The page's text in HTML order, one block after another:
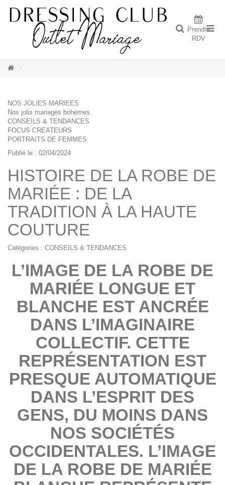
Prendre
RDV
NOS JOLIES MARIEES
Nos jolis mariages bohèmes
CONSEILS & TENDANCES
FOCUS CREATEURS
PORTRAITS DE FEMMES
Publié le : 02/04/2024
HISTOIRE DE LA ROBE DE
MARIÉE : DE LA
TRADITION À LA HAUTE
COUTURE
Catégories : CONSEILS & TENDANCES
L’IMAGE DE LA ROBE DE
MARIÉE LONGUE ET
BLANCHE EST ANCRÉE
DANS L’IMAGINAIRE
COLLECTIF. CETTE
REPRÉSENTATION EST
PRESQUE AUTOMATIQUE
DANS L’ESPRIT DES
GENS, DU MOINS DANS
NOS SOCIÉTÉS
OCCIDENTALES. L’IMAGE
DE LA ROBE DE MARIÉE